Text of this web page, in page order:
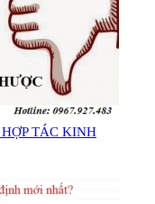
TÁC KINH